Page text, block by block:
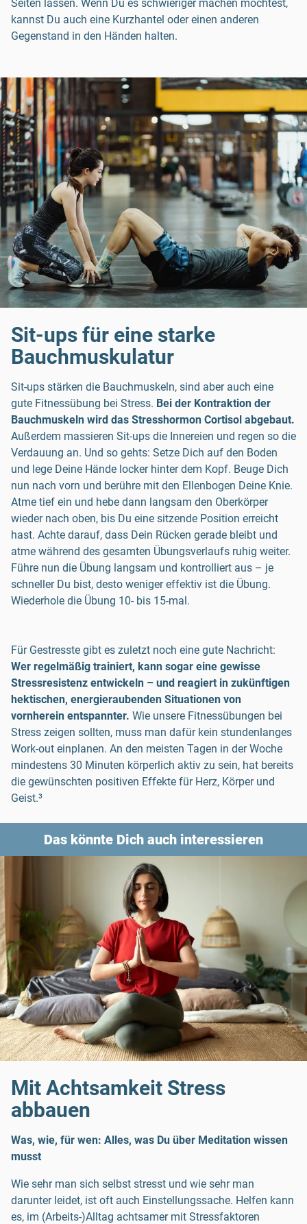
Seiten lassen. Wenn Du es schwieriger machen möchtest,
kannst Du auch eine Kurzhantel oder einen anderen
Gegenstand in den Händen halten.
Sit-ups für eine starke
Bauchmuskulatur
Sit-ups stärken die Bauchmuskeln, sind aber auch eine
gute Fitnessübung bei Stress. Bei der Kontraktion der
Bauchmuskeln wird das Stresshormon Cortisol abgebaut.
Außerdem massieren Sit-ups die Innereien und regen so die
Verdauung an. Und so gehts: Setze Dich auf den Boden
und lege Deine Hände locker hinter dem Kopf. Beuge Dich
nun nach vorn und berühre mit den Ellenbogen Deine Knie.
Atme tief ein und hebe dann langsam den Oberkörper
wieder nach oben, bis Du eine sitzende Position erreicht
hast. Achte darauf, dass Dein Rücken gerade bleibt und
atme während des gesamten Übungsverlaufs ruhig weiter.
Führe nun die Übung langsam und kontrolliert aus – je
schneller Du bist, desto weniger effektiv ist die Übung.
Wiederhole die Übung 10- bis 15-mal.
Für Gestresste gibt es zuletzt noch eine gute Nachricht:
Wer regelmäßig trainiert, kann sogar eine gewisse
Stressresistenz entwickeln – und reagiert in zukünftigen
hektischen, energieraubenden Situationen von
vornherein entspannter. Wie unsere Fitnessübungen bei
Stress zeigen sollten, muss man dafür kein stundenlanges
Work-out einplanen. An den meisten Tagen in der Woche
mindestens 30 Minuten körperlich aktiv zu sein, hat bereits
die gewünschten positiven Effekte für Herz, Körper und
Geist.³
Das könnte Dich auch interessieren
Mit Achtsamkeit Stress
abbauen
Was, wie, für wen: Alles, was Du über Meditation wissen
musst
Wie sehr man sich selbst stresst und wie sehr man
darunter leidet, ist oft auch Einstellungssache. Helfen kann
es, im (Arbeits-)Alltag achtsamer mit Stressfaktoren